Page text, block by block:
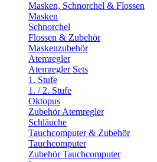
Masken, Schnorchel & Flossen
Masken
Schnorchel
Flossen & Zubehör
Maskenzubehör
Atemregler
Atemregler Sets
1. Stufe
1. / 2. Stufe
Oktopus
Zubehör Atemregler
Schläuche
Tauchcomputer & Zubehör
Tauchcomputer
Zubehör Tauchcomputer